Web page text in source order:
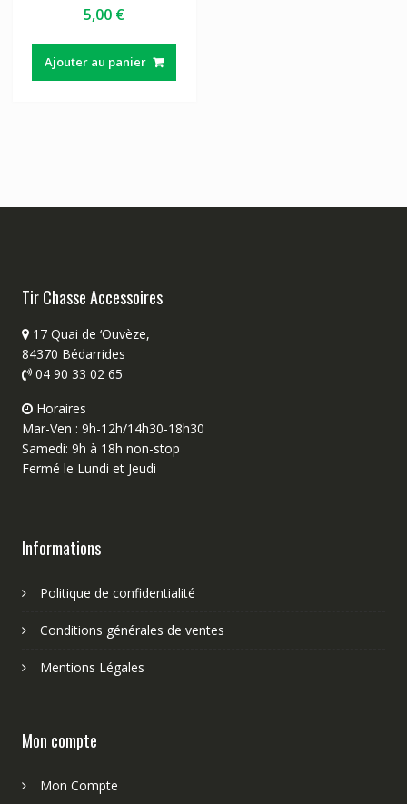
5,00 €
Ajouter au panier
Tir Chasse Accessoires
17 Quai de ‘Ouvèze,
84370 Bédarrides
04 90 33 02 65
Horaires
Mar-Ven : 9h-12h/14h30-18h30
Samedi: 9h à 18h non-stop
Fermé le Lundi et Jeudi
Informations
Politique de confidentialité
Conditions générales de ventes
Mentions Légales
Mon compte
Mon Compte